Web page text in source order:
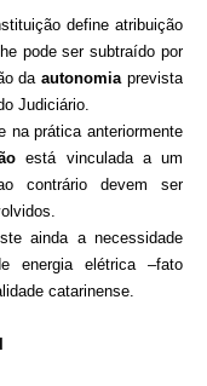
define atribuição
pode ser subtraído por
daautonomia prevista
Judiciário.
prática anteriormente
está vinculada a um
contrário devem ser
ainda a necessidade
energia elétrica –fato
catarinense.